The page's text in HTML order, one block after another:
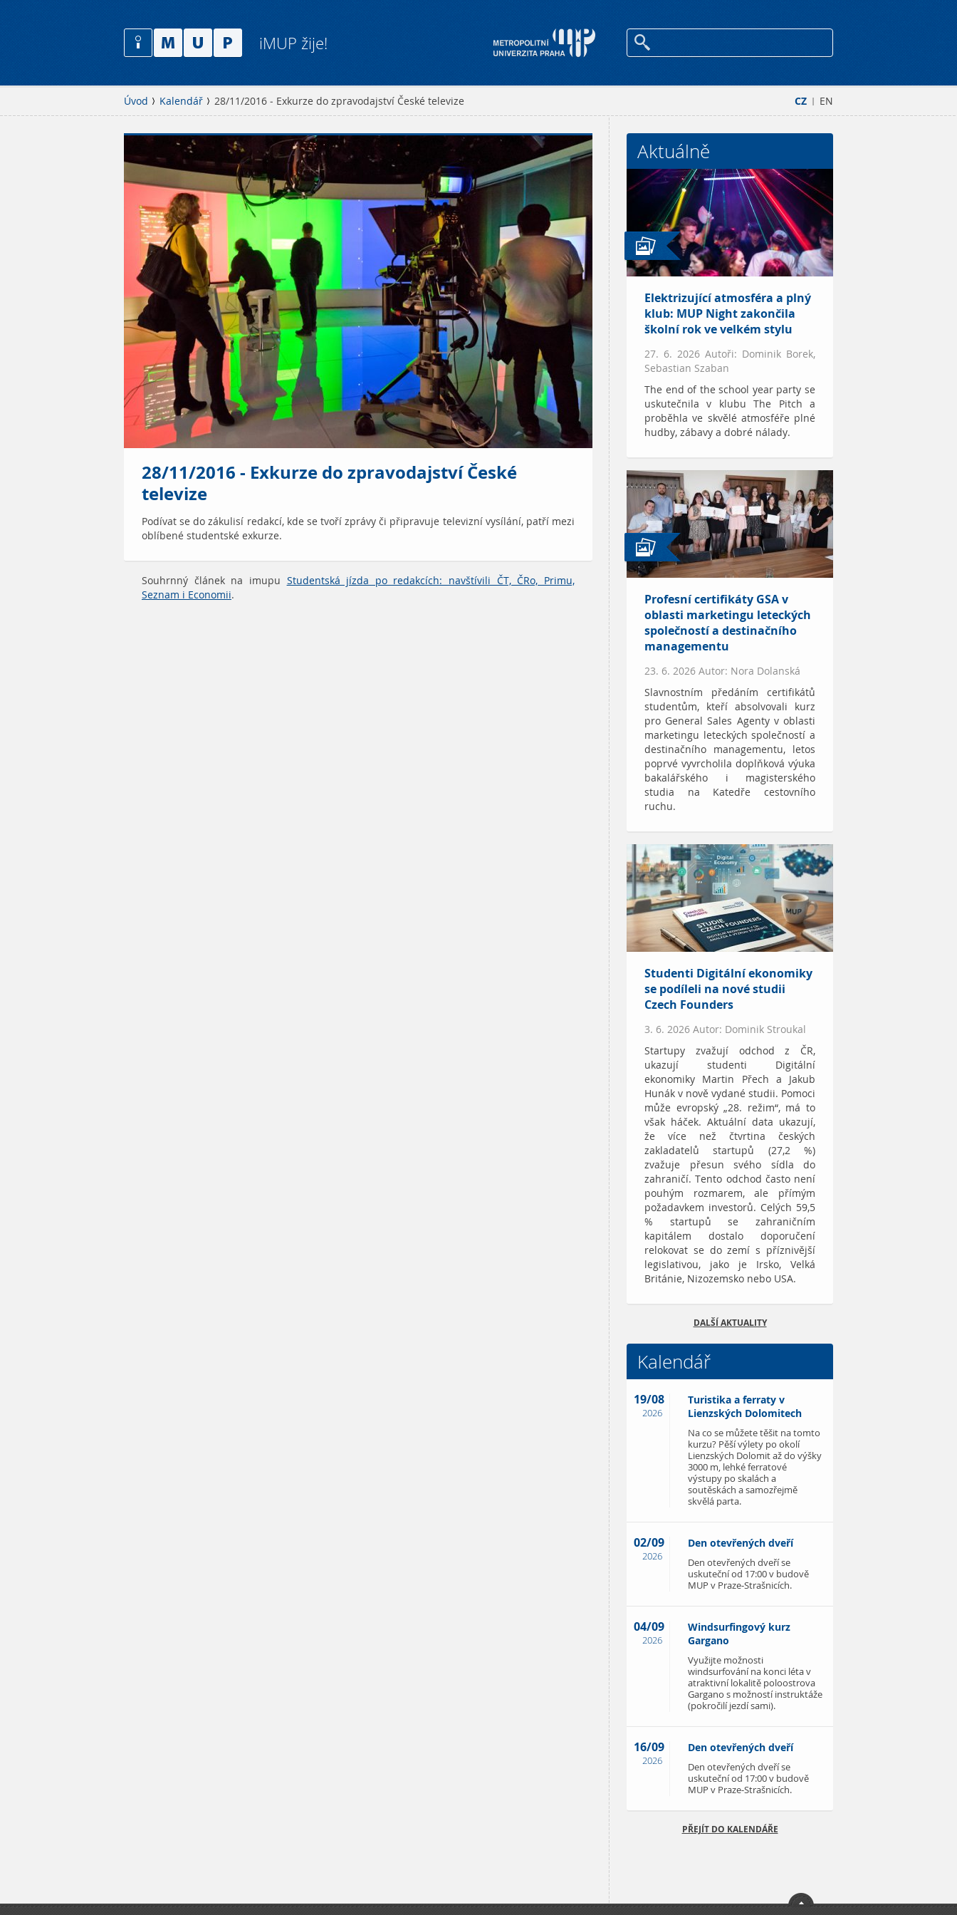
iMUP žije!
CZ | EN
Úvod Kalendář 28/11/2016 - Exkurze do zpravodajství České televize
28/11/2016 - Exkurze do zpravodajství České
televize
Podívat se do zákulisí redakcí, kde se tvoří zprávy či připravuje televizní vysílání, patří mezi
oblíbené studentské exkurze.
Souhrnný článek na imupu Studentská jízda po redakcích: navštívili ČT, ČRo, Primu,
Seznam i Economii.
Aktuálně
Elektrizující atmosféra a plný
klub: MUP Night zakončila
školní rok ve velkém stylu
27. 6. 2026 Autoři: Dominik Borek,
Sebastian Szaban
The end of the school year party se
uskutečnila v klubu The Pitch a
proběhla ve skvělé atmosféře plné
hudby, zábavy a dobré nálady.
Profesní certifikáty GSA v
oblasti marketingu leteckých
společností a destinačního
managementu
23. 6. 2026 Autor: Nora Dolanská
Slavnostním předáním certifikátů
studentům, kteří absolvovali kurz
pro General Sales Agenty v oblasti
marketingu leteckých společností a
destinačního managementu, letos
poprvé vyvrcholila doplňková výuka
bakalářského i magisterského
studia na Katedře cestovního
ruchu.
Studenti Digitální ekonomiky
se podíleli na nové studii
Czech Founders
3. 6. 2026 Autor: Dominik Stroukal
Startupy zvažují odchod z ČR,
ukazují studenti Digitální
ekonomiky Martin Přech a Jakub
Hunák v nově vydané studii. Pomoci
může evropský „28. režim“, má to
však háček. Aktuální data ukazují,
že více než čtvrtina českých
zakladatelů startupů (27,2 %)
zvažuje přesun svého sídla do
zahraničí. Tento odchod často není
pouhým rozmarem, ale přímým
požadavkem investorů. Celých 59,5
% startupů se zahraničním
kapitálem dostalo doporučení
relokovat se do zemí s příznivější
legislativou, jako je Irsko, Velká
Británie, Nizozemsko nebo USA.
DALŠÍ AKTUALITY
Kalendář
19/08
2026
Turistika a ferraty v
Lienzských Dolomitech
Na co se můžete těšit na tomto
kurzu? Pěší výlety po okolí
Lienzských Dolomit až do výšky
3000 m, lehké ferratové
výstupy po skalách a
soutěskách a samozřejmě
skvělá parta.
02/09
2026
Den otevřených dveří
Den otevřených dveří se
uskuteční od 17:00 v budově
MUP v Praze-Strašnicích.
04/09
2026
Windsurfingový kurz
Gargano
Využijte možnosti
windsurfování na konci léta v
atraktivní lokalitě poloostrova
Gargano s možností instruktáže
(pokročilí jezdí sami).
16/09
2026
Den otevřených dveří
Den otevřených dveří se
uskuteční od 17:00 v budově
MUP v Praze-Strašnicích.
PŘEJÍT DO KALENDÁŘE